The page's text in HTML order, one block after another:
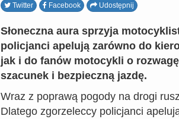
Twitter Facebook Udostępnij
Słoneczna aura sprzyja
policjanci apelują zarówno do
jak i do fanów motocykli o
szacunek i bezpieczną jazdę.
Wraz z poprawą pogody na drogi
Dlatego zgorzeleccy policjanci